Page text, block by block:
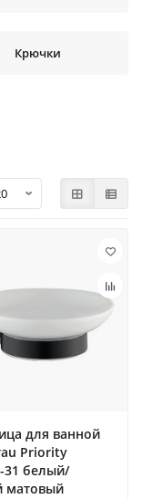
Крючки
для ванной
Priority
31 белый/
матовый